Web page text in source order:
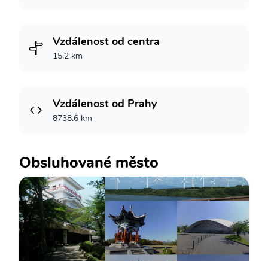
Vzdálenost od centra
15.2 km
Vzdálenost od Prahy
8738.6 km
Obsluhované město